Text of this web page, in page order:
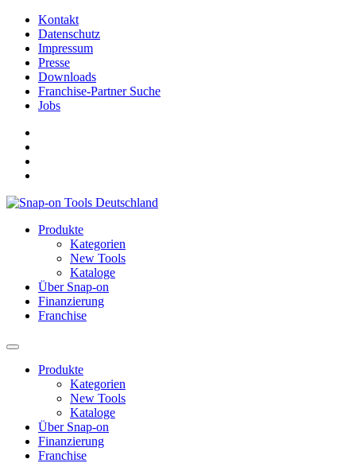
Kontakt
Datenschutz
Impressum
Presse
Downloads
Franchise-Partner Suche
Jobs
Produkte
Kategorien
New Tools
Kataloge
Über Snap-on
Finanzierung
Franchise
Produkte
Kategorien
New Tools
Kataloge
Über Snap-on
Finanzierung
Franchise